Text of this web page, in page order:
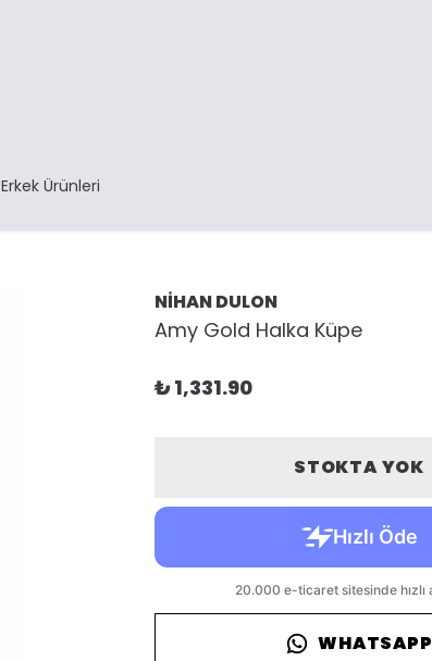
Erkek Ürünleri
NİHAN DULON
Amy Gold Halka Küpe
₺ 1,331.90
STOKTA YOK
WHATSAPP